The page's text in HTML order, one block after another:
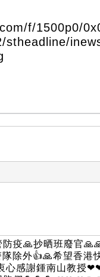
f/1500p0/
疫🙏抄晒班廢官
除外👍🙏希望香港
鍾南山教授‎❤❤❤‎